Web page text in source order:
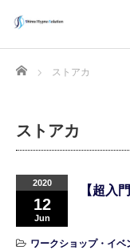
Home ストアカ
ストアカ
2020
12
Jun
【超入
ワークショップ・イベ